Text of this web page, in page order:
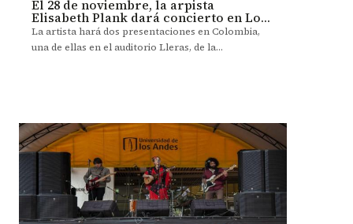
El 28 de noviembre, la arpista
Elisabeth Plank dará concierto en Los
Andes
La artista hará dos presentaciones en Colombia,
una de ellas en el auditorio Lleras, de la